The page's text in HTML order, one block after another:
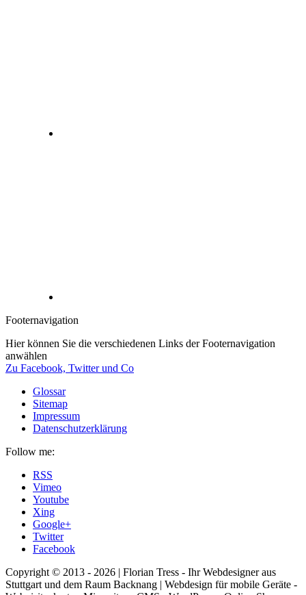
Footernavigation
Hier können Sie die verschiedenen Links der Footernavigation
anwählen
Zu Facebook, Twitter und Co
Glossar
Sitemap
Impressum
Datenschutzerklärung
Follow me:
RSS
Vimeo
Youtube
Xing
Google+
Twitter
Facebook
Copyright © 2013 - 2026 | Florian Tress - Ihr Webdesigner aus
Stuttgart und dem Raum Backnang | Webdesign für mobile Geräte -